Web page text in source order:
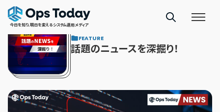
今日を知り、明日を変えるシステム運用メディア
FEATURE
話題のニュースを深掘り！